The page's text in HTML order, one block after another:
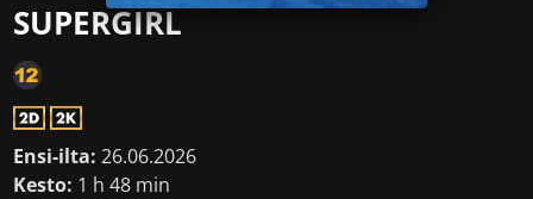
SUPERGIRL
Ensi-ilta: 26.06.2026
Kesto: 1 h 48 min